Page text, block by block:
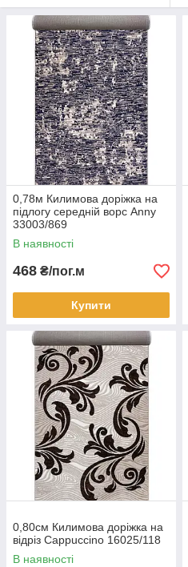
0,78м Килимова доріжка на
підлогу середній ворс Anny
33003/869
В наявності
468 ₴/пог.м
Купити
0,80см Килимова доріжка на
відріз Cappuccino 16025/118
В наявності